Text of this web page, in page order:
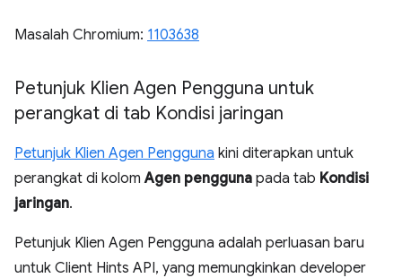
Masalah Chromium: 1103638
Petunjuk Klien Agen Pengguna untuk
perangkat di tab Kondisi jaringan
Petunjuk Klien Agen Pengguna kini diterapkan untuk
perangkat di kolomAgen pengguna pada tab Kondisi
jaringan.
Petunjuk Klien Agen Pengguna adalah perluasan baru
untuk Client Hints API, yang memungkinkan developer